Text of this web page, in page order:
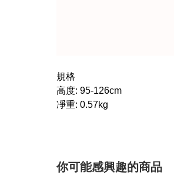
規格
高度: 95-126cm
凈重: 0.57kg
你可能感興趣的商品